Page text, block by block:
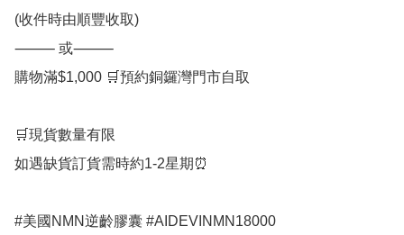
(收件時由順豐收取)
⸻ 或⸻
購物滿$1,000 🛒預約銅鑼灣門市自取
🛒現貨數量有限
如遇缺貨訂貨需時約1-2星期⏰
#美國NMN逆齡膠囊 #AIDEVINMN18000